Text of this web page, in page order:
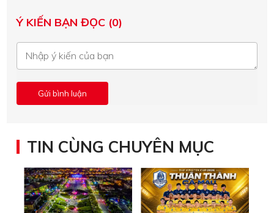
Ý KIẾN BẠN ĐỌC (0)
TIN CÙNG CHUYÊN MỤC